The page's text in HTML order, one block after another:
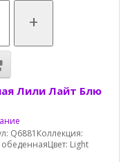
+
Лили Лайт Блю
Q6881Коллекция:
Light